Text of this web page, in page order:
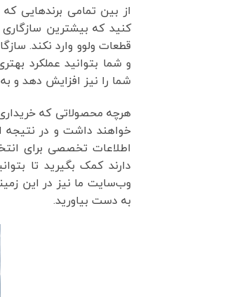
از بین تمامی برندهایی که
کنید که بیشترین
قطعات ولوو وارد نکند.
و شما بتوانید عملکرد
شما را نیز افزایش دهد و
هرچه محصولاتی که
خواهند داشت و در نتیجه
اطلاعات تخصصی برای
دارند کمک بگیرید تا
وب‌سایت ما نیز در این
به دست بیاورید.